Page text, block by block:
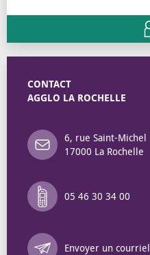
CONTACT
AGGLO LA ROCHELLE
6, rue Saint-Michel
17000 La Rochelle
05 46 30 34 00
Envoyer un courriel